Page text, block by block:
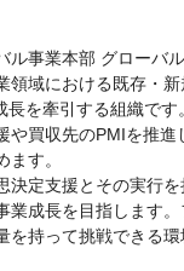
ル事業本部 グローバ
領域における既存・新
を牽引する組織です
や買収先のPMIを推進
す。
決定支援とその実行
業成長を目指します
を持って挑戦できる環